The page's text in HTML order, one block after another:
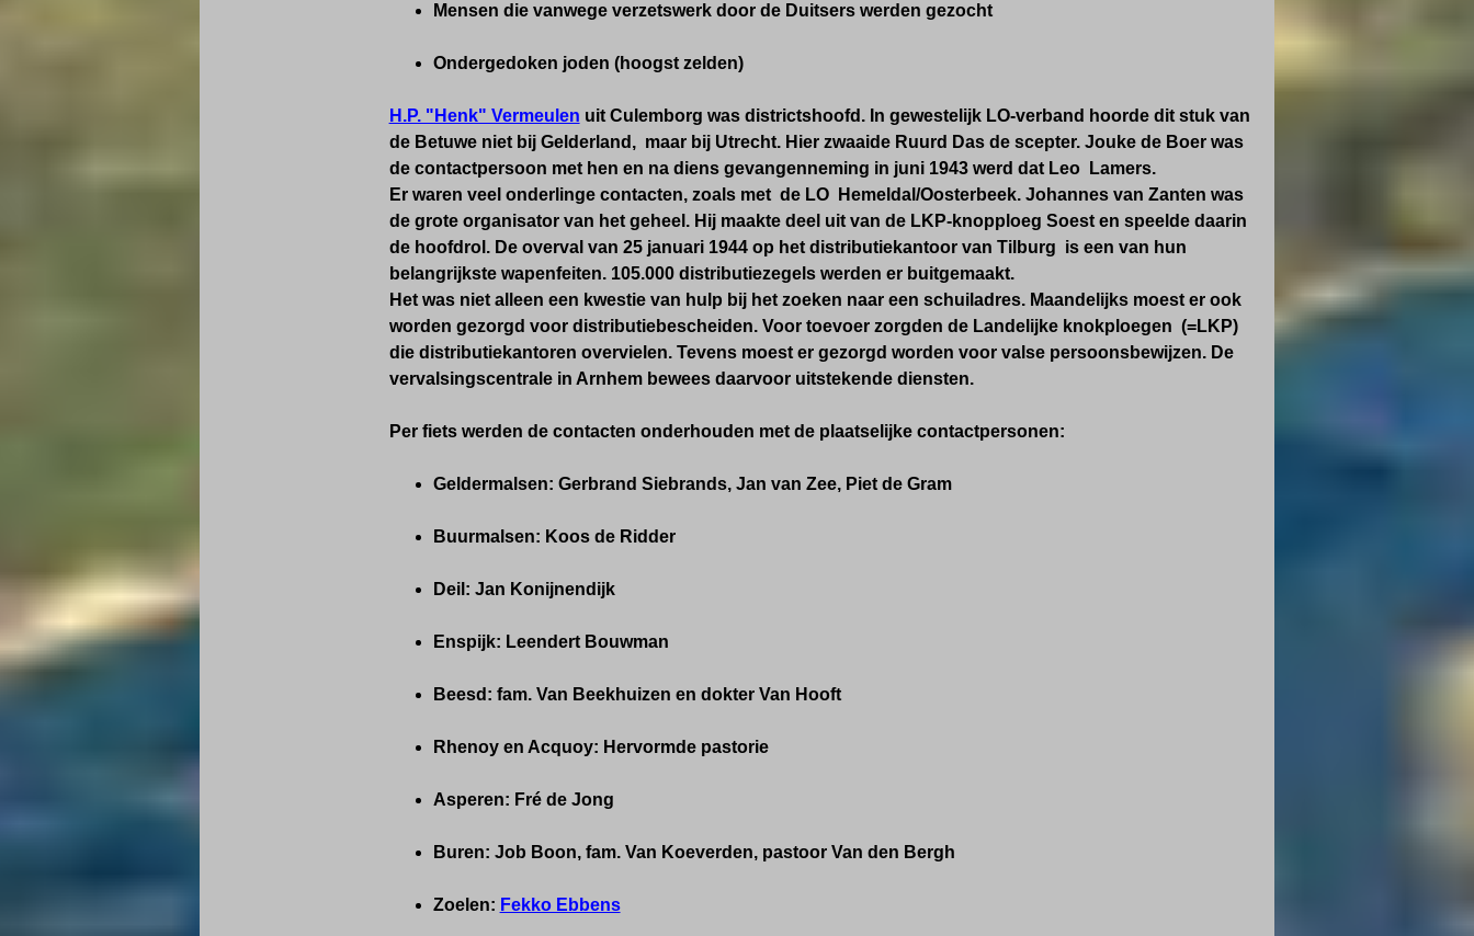
Mensen die vanwege verzetswerk door de Duitsers werden gezocht
Ondergedoken joden (hoogst zelden)
H.P. "Henk" Vermeulen uit Culemborg was districtshoofd. In gewestelijk LO-verband hoorde dit stuk van
de Betuwe niet bij Gelderland, maar bij Utrecht. Hier zwaaide Ruurd Das de scepter. Jouke de Boer was
de contactpersoon met hen en na diens gevangenneming in juni 1943 werd dat Leo Lamers.
Er waren veel onderlinge contacten, zoals met de LO Hemeldal/Oosterbeek. Johannes van Zanten was
de grote organisator van het geheel. Hij maakte deel uit van de LKP-knopploeg Soest en speelde daarin
de hoofdrol. De overval van 25 januari 1944 op het distributiekantoor van Tilburg is een van hun
belangrijkste wapenfeiten. 105.000 distributiezegels werden er buitgemaakt.
Het was niet alleen een kwestie van hulp bij het zoeken naar een schuiladres. Maandelijks moest er ook
worden gezorgd voor distributiebescheiden. Voor toevoer zorgden de Landelijke knokploegen (=LKP)
die distributiekantoren overvielen. Tevens moest er gezorgd worden voor valse persoonsbewijzen. De
vervalsingscentrale in Arnhem bewees daarvoor uitstekende diensten.
Per fiets werden de contacten onderhouden met de plaatselijke contactpersonen:
Geldermalsen: Gerbrand Siebrands, Jan van Zee, Piet de Gram
Buurmalsen: Koos de Ridder
Deil: Jan Konijnendijk
Enspijk: Leendert Bouwman
Beesd: fam. Van Beekhuizen en dokter Van Hooft
Rhenoy en Acquoy: Hervormde pastorie
Asperen: Fré de Jong
Buren: Job Boon, fam. Van Koeverden, pastoor Van den Bergh
Zoelen: Fekko Ebbens